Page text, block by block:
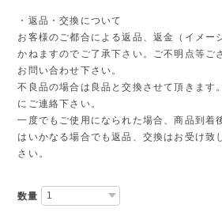
・返品・交換について
お客様のご都合による返品、返金（イメー
かねますのでご了承下さい。ご不明点等ご
お問い合わせ下さい。
不良品の場合は良品と交換させて頂きます
にご連絡下さい。
一度でもご使用になられた場合、商品到着
はいかなる場合でも返品、交換はお受け致
さい。
数量